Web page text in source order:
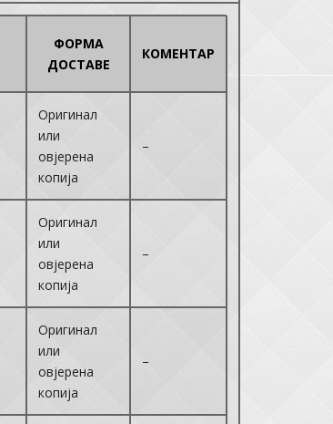
ФОРМА
ДОСТАВЕ
КОМЕНТАР
Оригинал
или
овјерена
копија
–
Оригинал
или
овјерена
копија
–
Оригинал
или
овјерена
копија
–